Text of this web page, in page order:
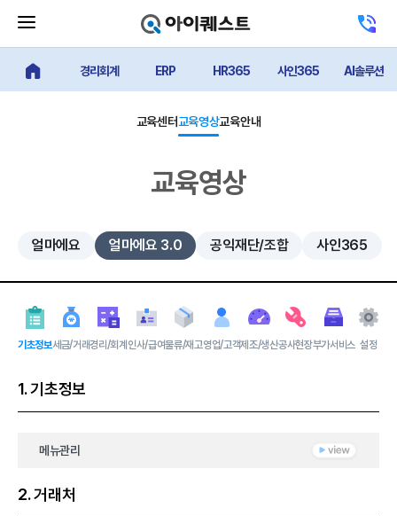
기
버
튼
센
터
얼마에요 메인경리회계 ERP HR365 사인365 AI솔루션
교육센터교육영상교육안내
교육영상
얼마에요 얼마에요 3.0 공익재단/조합 사인365
기초정보세금/거래경리/회계 인사/급여물류/재고영업/고객제조/생산공사현장부가서비스 설정
1. 기초정보
메뉴관리
2. 거래처